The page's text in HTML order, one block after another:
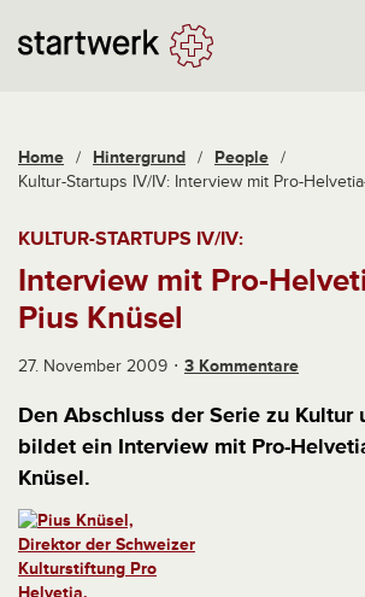
Home / Hintergrund / People /
Kultur-Startups IV/IV: Interview mit Pro-
KULTUR-STARTUPS IV/IV:
Interview mit Pro-
Pius Knüsel
27. November 2009 3 Kommentare
Den Abschluss der Serie zu Kultur
bildet ein Interview mit Pro-
Knüsel.